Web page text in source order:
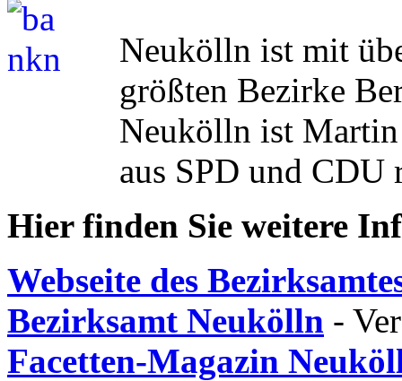
Neukölln ist mit
größten Bezirke
Neukölln ist
aus SPD und CDU
Hier finden Sie weitere
Webseite des
Bezirksamt Neukölln -
Facetten-Magazin